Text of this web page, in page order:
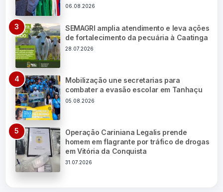
06.08.2026
SEMAGRI amplia atendimento e leva ações
de fortalecimento da pecuária à Caatinga
28.07.2026
Mobilização une secretarias para
combater a evasão escolar em Tanhaçu
05.08.2026
Operação Cariniana Legalis prende
homem em flagrante por tráfico de drogas
em Vitória da Conquista
31.07.2026